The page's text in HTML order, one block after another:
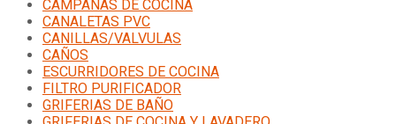
CAMPANAS DE COCINA
CANALETAS PVC
CANILLAS/VALVULAS
CAÑOS
ESCURRIDORES DE COCINA
FILTRO PURIFICADOR
GRIFERIAS DE BAÑO